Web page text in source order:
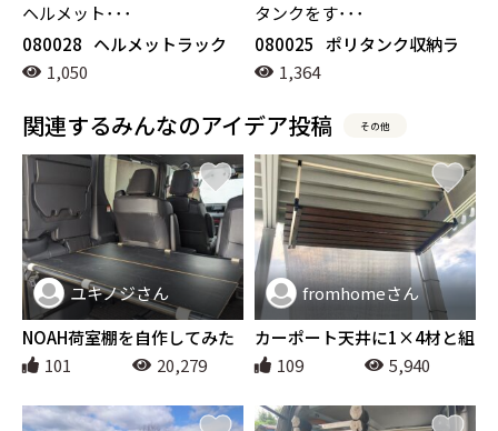
ヘルメット･･･
080028 ヘルメットラック
1,050
タンクをす･･･
080025 ポリタンク収納ラ
ック1,364
関連するみんなのアイデア投稿 その他
アウトドア
ユキノジさん
NOAH荷室棚を自作してみた
101
20,279
その他
fromhomeさん
カーポート天井に1×4材と組
み合わせての収納棚
109 5,940